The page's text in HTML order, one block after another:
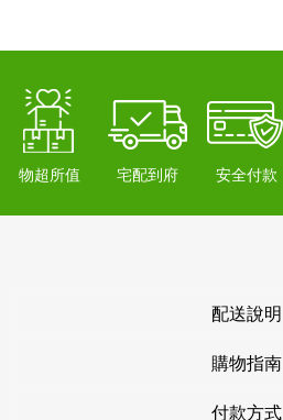
物超所值 宅配到府 安全付款
配送說明
購物指南
付款方式